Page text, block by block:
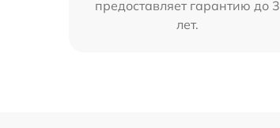
предоставляет гарантию до 3
лет.